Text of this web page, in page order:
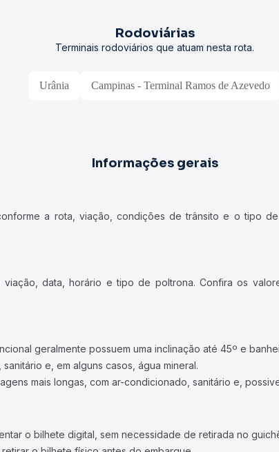
Rodoviárias
Terminais rodoviários que atuam nesta rota.
Urânia Campinas - Terminal Ramos de Azevedo
Informações gerais
a rota, viação, condições de trânsito e o tipo
data, horário e tipo de poltrona. Confira os
geralmente possuem uma inclinação até 45º e
e, em alguns casos, água mineral.
mais longas, com ar-condicionado, sanitário e,
o bilhete digital, sem necessidade de retirada no